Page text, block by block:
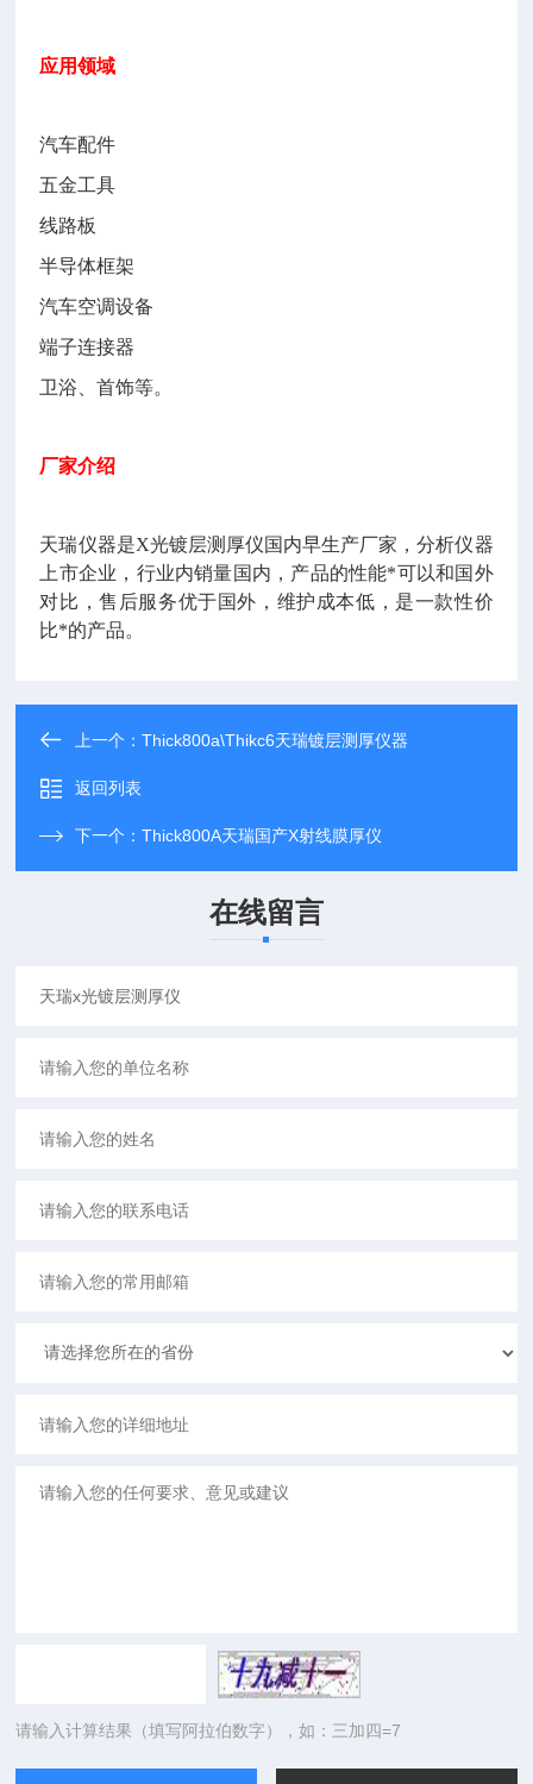
应用领域
汽车配件
五金工具
线路板
半导体框架
汽车空调设备
端子连接器
卫浴、首饰等。
厂家介绍
天瑞仪器是X光镀层测厚仪国内早生产厂家，分析仪器
上市企业，行业内销量国内，产品的性能*可以和国外
对比，售后服务优于国外，维护成本低，是一款性价
比*的产品。
上一个：Thick800a\Thikc6天瑞镀层测厚仪器
返回列表
下一个：Thick800A天瑞国产X射线膜厚仪
在线留言
请输入计算结果（填写阿拉伯数字），如：三加四=7